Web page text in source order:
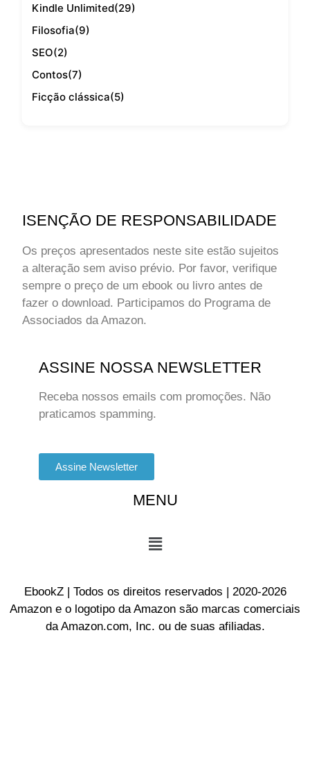
Kindle Unlimited(29)
Filosofia(9)
SEO(2)
Contos(7)
Ficção clássica(5)
ISENÇÃO DE RESPONSABILIDADE
Os preços apresentados neste site estão sujeitos
a alteração sem aviso prévio. Por favor, verifique
sempre o preço de um ebook ou livro antes de
fazer o download. Participamos do Programa de
Associados da Amazon.
ASSINE NOSSA NEWSLETTER
Receba nossos emails com promoções. Não
praticamos spamming.
Assine Newsletter
MENU
EbookZ | Todos os direitos reservados | 2020-2026
Amazon e o logotipo da Amazon são marcas comerciais
da Amazon.com, Inc. ou de suas afiliadas.